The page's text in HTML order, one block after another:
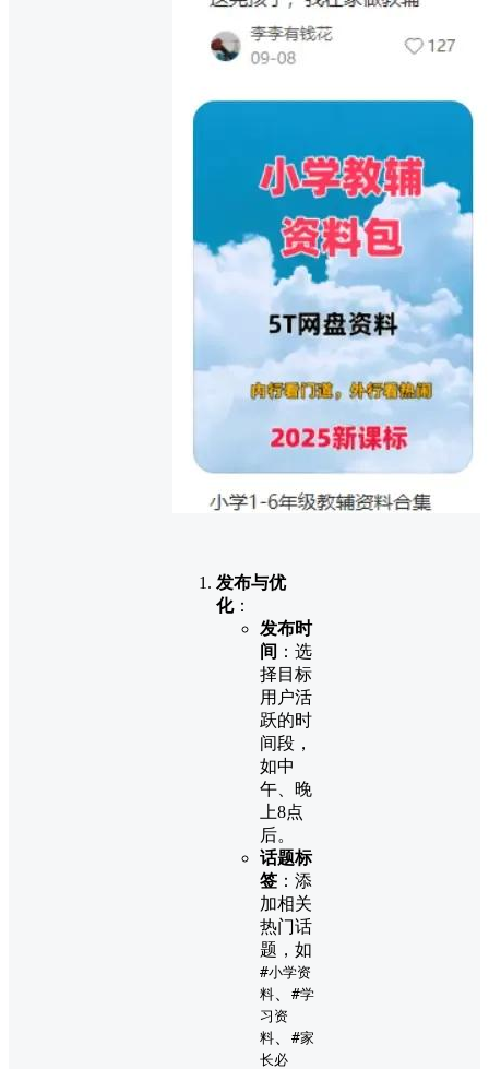
发布与优
化：
发布时
间 ：选
择目标
用户活
跃的时
间段，
如中
午、晚
上8点
后。
话题标
签 ：添
加相关
热门话
题，如
#小学资
料
#学
习资
料
#家
长必